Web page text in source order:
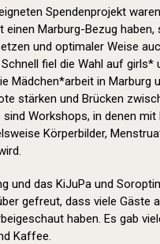
Spendenprojekt
einen Marburg-Bezug haben,
und optimaler Weise
fiel die Wahl auf girls*
Mädchen*arbeit in Marburg
stärken und Brücken
Workshops, in denen
Körperbilder,
und das KiJuPa und
gefreut, dass viele Gäste
haben. Es gab
Kaffee.